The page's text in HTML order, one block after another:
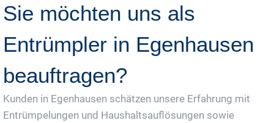
Sie möchten uns als
Entrümpler in Egenhausen
beauftragen?
Kunden in Egenhausen schätzen unsere Erfahrung mit
Entrümpelungen und Haushaltsauflösungen sowie